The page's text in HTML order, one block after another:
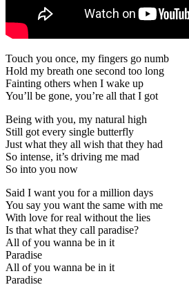
Touch you once, my fingers go numb
Hold my breath one second too long
Fainting others when I wake up
You’ll be gone, you’re all that I got
Being with you, my natural high
Still got every single butterfly
Just what they all wish that they had
So intense, it’s driving me mad
So into you now
Said I want you for a million days
You say you want the same with me
With love for real without the lies
Is that what they call paradise?
All of you wanna be in it
Paradise
All of you wanna be in it
Paradise